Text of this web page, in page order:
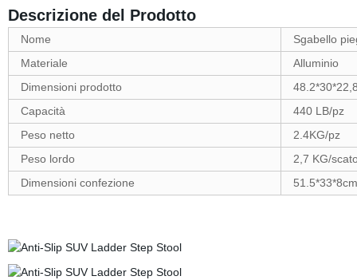
Descrizione del Prodotto
Nome
Sgabello
Materiale
Alluminio
Dimensioni prodotto
Capacità
440 LB/pz
Peso netto
2.4KG/pz
Peso lordo
2,7 KG/
Dimensioni confezione
51.5*33*8cm